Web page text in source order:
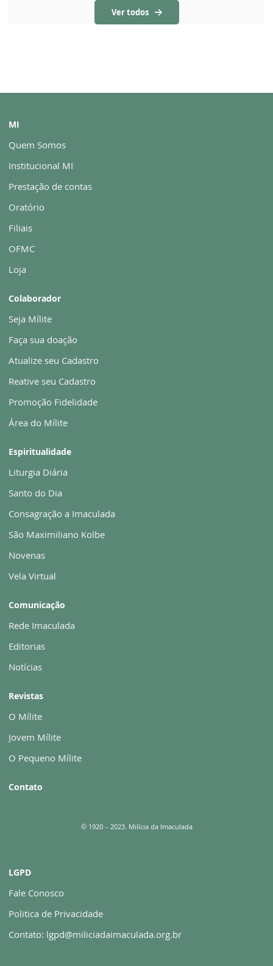
Ver todos
MI
Quem Somos
Institucional MI
Prestação de contas
Oratório
Filiais
OFMC
Loja
Colaborador
Seja Mílite
Faça sua doação
Atualize seu Cadastro
Reative seu Cadastro
Promoção Fidelidade
Área do Mílite
Espiritualidade
Liturgia Diária
Santo do Dia
Consagração a Imaculada
São Maximiliano Kolbe
Novenas
Vela Virtual
Comunicação
Rede Imaculada
Editorias
Notícias
Revistas
O Mílite
Jovem Mílite
O Pequeno Mílite
Contato
© 1920 – 2023. Milícia da Imaculada
LGPD
Fale Conosco
Politica de Privacidade
Contato: lgpd@miliciadaimaculada.org.br